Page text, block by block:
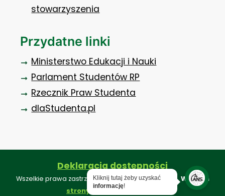
stowarzyszenia
Przydatne linki
Ministerstwo Edukacji i Nauki
Parlament Studentów RP
Rzecznik Praw Studenta
dlaStudenta.pl
Deklaracja dostępności
Wszelkie prawa zastrzeżone ©. Projekt i realizacja:Webkon
strony internetowe konin
Kliknij tutaj żeby uzyskać
informację!